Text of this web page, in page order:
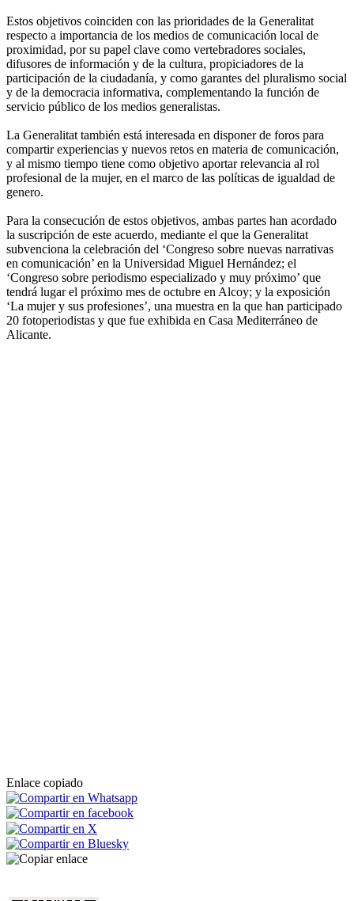
Estos objetivos coinciden con las prioridades de la Generalitat
respecto a importancia de los medios de comunicación local de
proximidad, por su papel clave como vertebradores sociales,
difusores de información y de la cultura, propiciadores de la
participación de la ciudadanía, y como garantes del pluralismo social
y de la democracia informativa, complementando la función de
servicio público de los medios generalistas.
La Generalitat también está interesada en disponer de foros para
compartir experiencias y nuevos retos en materia de comunicación,
y al mismo tiempo tiene como objetivo aportar relevancia al rol
profesional de la mujer, en el marco de las políticas de igualdad de
genero.
Para la consecución de estos objetivos, ambas partes han acordado
la suscripción de este acuerdo, mediante el que la Generalitat
subvenciona la celebración del ‘Congreso sobre nuevas narrativas
en comunicación’ en la Universidad Miguel Hernández; el
‘Congreso sobre periodismo especializado y muy próximo’ que
tendrá lugar el próximo mes de octubre en Alcoy; y la exposición
‘La mujer y sus profesiones’, una muestra en la que han participado
20 fotoperiodistas y que fue exhibida en Casa Mediterráneo de
Alicante.
Enlace copiado